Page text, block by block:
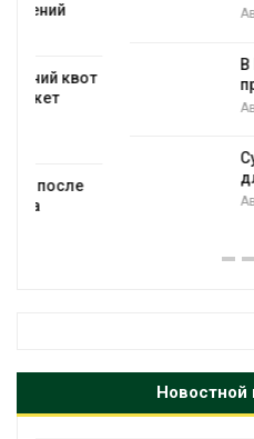
В Кении
проверяют
Суд
для охраны
Новостной